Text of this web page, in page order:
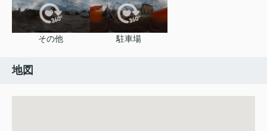
その他 駐車場
地図